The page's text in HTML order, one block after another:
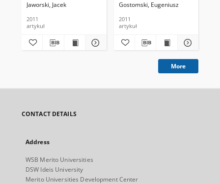
Jaworski, Jacek
2011
artykuł
Gostomski, Eugeniusz
2011
artykuł
More
CONTACT DETAILS
Address
WSB Merito Universities
DSW Ideis University
Merito Universities Development Center